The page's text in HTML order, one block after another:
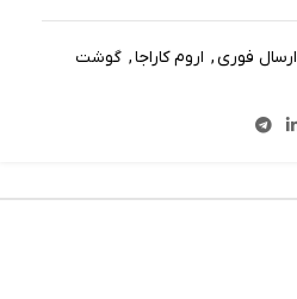
ارسال فوری, اروم کاراجا, گوشت